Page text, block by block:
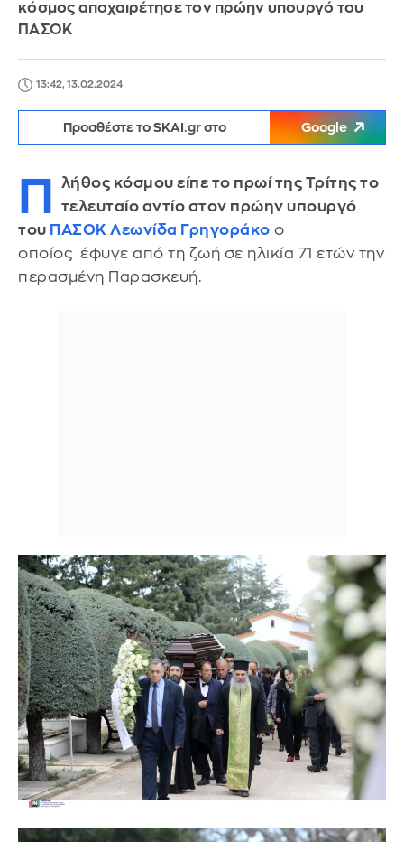
κόσμος αποχαιρέτησε τον πρώην υπουργό του
ΠΑΣΟΚ
13:42, 13.02.2024
Προσθέστε το SKAI.gr στο Google
Π
λήθος κόσμου είπε το πρωί της Τρίτης το
τελευταίο αντίο στον πρώην υπουργό
του ΠΑΣΟΚ Λεωνίδα Γρηγοράκο ο
οποίος έφυγε από τη ζωή σε ηλικία 71 ετών την
περασμένη Παρασκευή.